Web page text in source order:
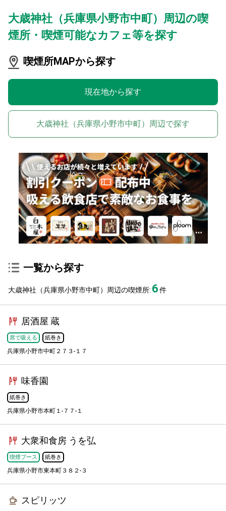
大歳神社（兵庫県小野市中町）周辺の喫
煙所・喫煙可能なカフェ等を探す
喫煙所MAPから探す
現在地から探す
大歳神社（兵庫県小野市中町）周辺で探す
一覧から探す
大歳神社（兵庫県小野市中町）周辺の喫煙所: 6件
居酒屋 蔵
席で吸える 紙巻き
兵庫県小野市中町２７３-１７
味香園
紙巻き
兵庫県小野市本町１-７７-１
大衆和食房 うを弘
喫煙ブース 紙巻き
兵庫県小野市東本町３８２-３
スピリッツ